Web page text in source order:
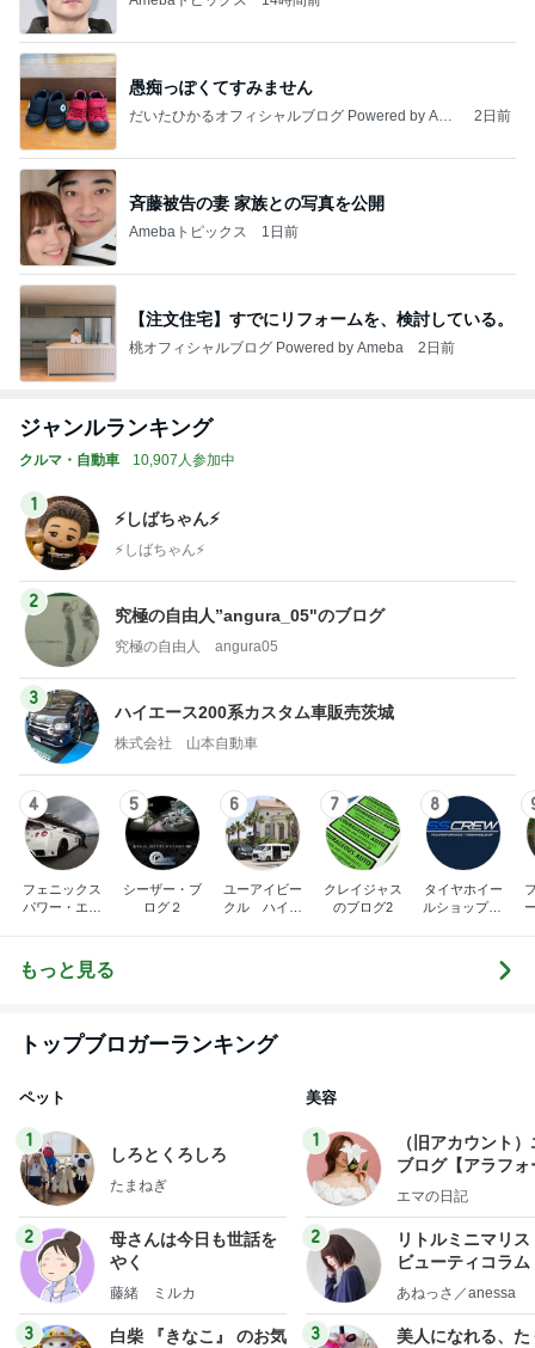
愚痴っぽくてすみません
だいたひかるオフィシャルブログ Powered by Ame
2日前
斉藤被告の妻 家族との写真を公開
Amebaトピックス 1日前
【注文住宅】すでにリフォームを、検討している。
桃オフィシャルブログ Powered by Ameba 2日前
ジャンルランキング
クルマ・自動車 10,907人参加中
1
⚡️しばちゃん⚡
⚡️しばちゃん⚡️
2
究極の自由人”angura_05"のブログ
究極の自由人 angura05
3
ハイエース200系カスタム車販売茨城
株式会社 山本自動車
4
フェニックス
パワー・エチ
5
シーザー・ブ
ログ２
6
ユーアイビー
クル ハイエ
7
クレイジャス
のブログ2
8
タイヤホイー
ルショップSS
もっと見る
トップブロガーランキング
ペット
1
しろとくろしろ
たまねぎ
2
母さんは今日も世話を
やく
藤緒 ミルカ
3
白柴 『きなこ』 のお気
美容
1
（旧アカウント
ブログ【アラフォ
社売却セカンドラ
エマの日記
2
リトルミニマリス
ビューティコラ
little
あねっさ／anessa
3
美人になれる、た